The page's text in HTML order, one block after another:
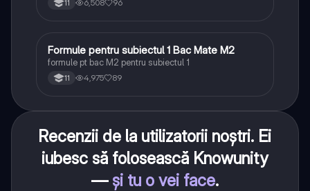
11 6,508 96
Matematică
Formule pentru subiectul 1 Bac Mate M2
formule pt bac M2 pentru subiectul 1
11 4,975 89
Recenzii de la utilizatorii noștri. Ei
iubesc să folosească Knowunity
— și tu o vei face.